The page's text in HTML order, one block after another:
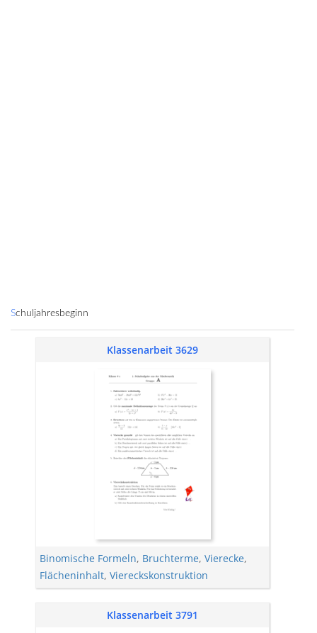
Schuljahresbeginn
Klassenarbeit 3629
Binomische Formeln, Bruchterme, Vierecke,
Flächeninhalt, Viereckskonstruktion
Klassenarbeit 3791